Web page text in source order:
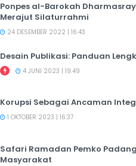
Ponpes al-Barokah
Merajut Silaturrahmi
24 DESEMBER 2022 | 16:43
Desain Publikasi: Panduan
4 JUNI 2023 | 19:49
Korupsi Sebagai Ancaman
1 OKTOBER 2023 | 16:37
Safari Ramadan Pemko
Masyarakat